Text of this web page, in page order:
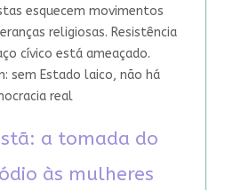
esquecem movimentos
religiosas. Resistência
cívico está ameaçado.
sem Estado laico, não há
real
a tomada do
às mulheres